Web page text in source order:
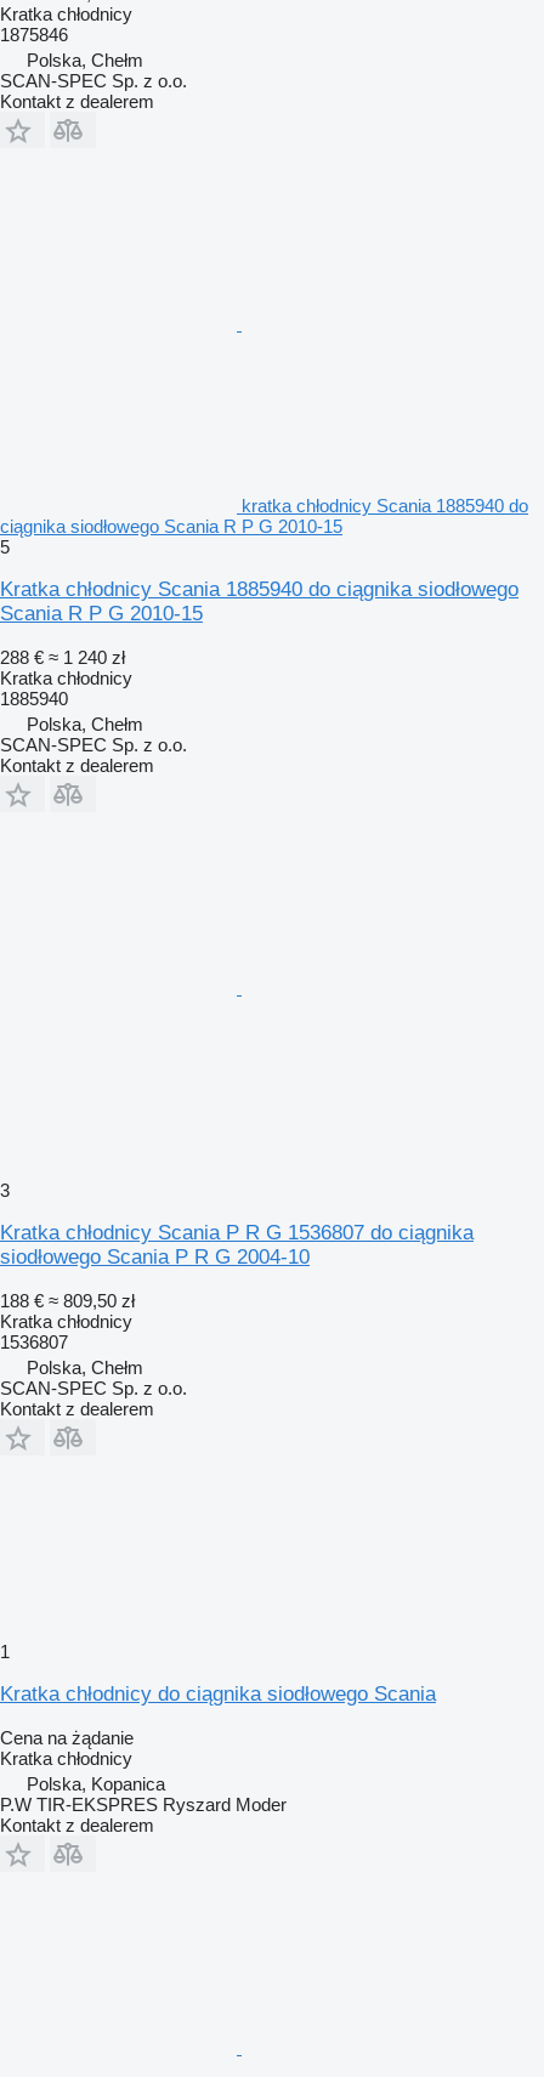
Kratka chłodnicy
1875846
Polska, Chełm
SCAN-SPEC Sp. z o.o.
Kontakt z dealerem
kratka chłodnicy Scania 1885940 do
ciągnika siodłowego Scania R P G 2010-15
5
Kratka chłodnicy Scania 1885940 do ciągnika siodłowego
Scania R P G 2010-15
288 € ≈ 1 240 zł
Kratka chłodnicy
1885940
Polska, Chełm
SCAN-SPEC Sp. z o.o.
Kontakt z dealerem
3
Kratka chłodnicy Scania P R G 1536807 do ciągnika
siodłowego Scania P R G 2004-10
188 € ≈ 809,50 zł
Kratka chłodnicy
1536807
Polska, Chełm
SCAN-SPEC Sp. z o.o.
Kontakt z dealerem
1
Kratka chłodnicy do ciągnika siodłowego Scania
Cena na żądanie
Kratka chłodnicy
Polska, Kopanica
P.W TIR-EKSPRES Ryszard Moder
Kontakt z dealerem